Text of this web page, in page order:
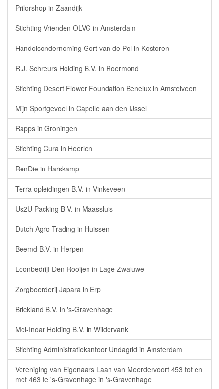
Prilorshop in Zaandijk
Stichting Vrienden OLVG in Amsterdam
Handelsonderneming Gert van de Pol in Kesteren
R.J. Schreurs Holding B.V. in Roermond
Stichting Desert Flower Foundation Benelux in Amstelveen
Mijn Sportgevoel in Capelle aan den IJssel
Rapps in Groningen
Stichting Cura in Heerlen
RenDie in Harskamp
Terra opleidingen B.V. in Vinkeveen
Us2U Packing B.V. in Maassluis
Dutch Agro Trading in Huissen
Beemd B.V. in Herpen
Loonbedrijf Den Rooijen in Lage Zwaluwe
Zorgboerderij Japara in Erp
Brickland B.V. in 's-Gravenhage
Mei-Inoar Holding B.V. in Wildervank
Stichting Administratiekantoor Undagrid in Amsterdam
Vereniging van Eigenaars Laan van Meerdervoort 453 tot en
met 463 te 's-Gravenhage in 's-Gravenhage